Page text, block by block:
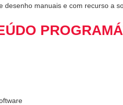
desenho manuais e com recurso a